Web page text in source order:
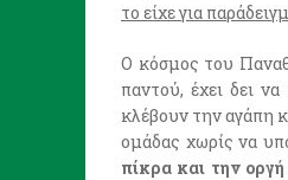
το είχε για
O κόσμος του
παντού, έχει δει
κλέβουν την αγάπη
ομάδας χωρίς να
πίκρα και την